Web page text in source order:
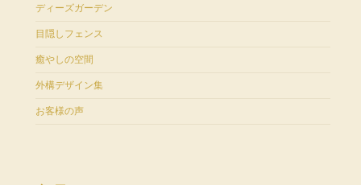
ディーズガーデン
目隠しフェンス
癒やしの空間
外構デザイン集
お客様の声